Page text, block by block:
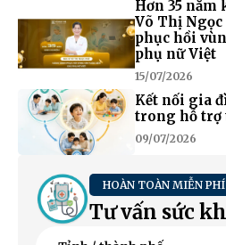
Hơn 35
Võ Thị
phục hồi
phụ nữ Việt
15/07/2026
Kết nối gia
trong hỗ trợ
09/07/2026
HOÀN TOÀN MIỄN PHÍ
Tư vấn sức